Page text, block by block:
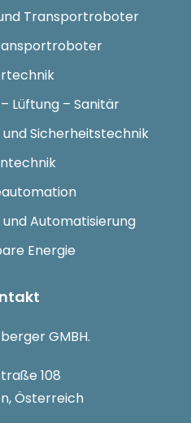
Transportroboter
Lüftung – Sanitär
Sicherheitstechnik
Automatisierung
Energie
GMBH.
108
Österreich